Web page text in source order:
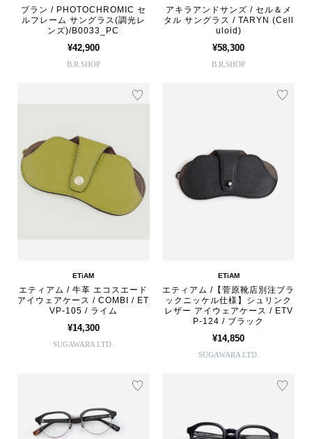
ブラン / PHOTOCHROMIC セ
ルフレーム サングラス(調光レ
ンズ)/B0033_PC
¥42,900
B.R.SHOP
アキラアンドサンズ / セル＆メ
タル サングラス / TARYN (Cell
uloid)
¥58,300
B.R.SHOP
ETiAM
エティアム / 牛革 エコスエード
アイウェアケース / COMBI / ET
VP-105 / ライム
¥14,300
SUGAWARA LTD.
ETiAM
エティアム /【菅原靴店別注ブラ
ックニッケル仕様】シュリンク
レザー アイウェアケース / ETV
P-124 / ブラック
¥14,850
SUGAWARA LTD.